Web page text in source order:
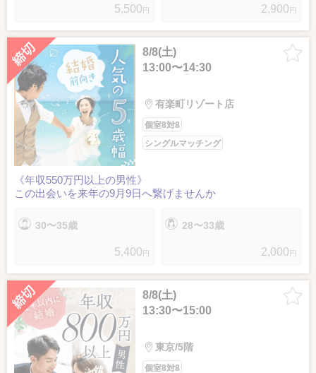
5,500 円 2,900 円
8/8(土)
13:00〜14:30
有楽町リゾート店
個室8対8
シングルマッチング
《年収550万円以上の男性》
この出会いを来年の9月9日へ繋げませんか
30〜35歳
5,400 円
28〜33歳
2,000 円
8/8(土)
13:30〜15:00
東京/5階
個室8対8